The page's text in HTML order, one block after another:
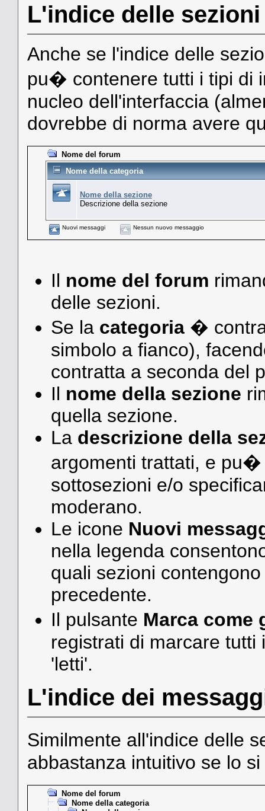
L'indice delle sezioni
Anche se l'indice delle
pu� contenere tutti i tipi di
nucleo dell'interfaccia
dovrebbe di norma avere
Nome del forum
Nome della categoria
Nome della sezione
Descrizione della sezione
Nuovi messaggi Nessun nuovo messaggio
Il nome del forum
delle sezioni.
Se la categoria�
simbolo a fianco),
contratta a seconda del
Il nome della sezione
quella sezione.
La descrizione della
argomenti trattati, e
sottosezioni e/o
moderano.
Le icone Nuovi
nella legenda
quali sezioni
precedente.
Il pulsante Marca
registrati di marcare
'letti'.
L'indice dei
Similmente all'indice delle
abbastanza intuitivo se lo
Nome del forum
Nome della categoria